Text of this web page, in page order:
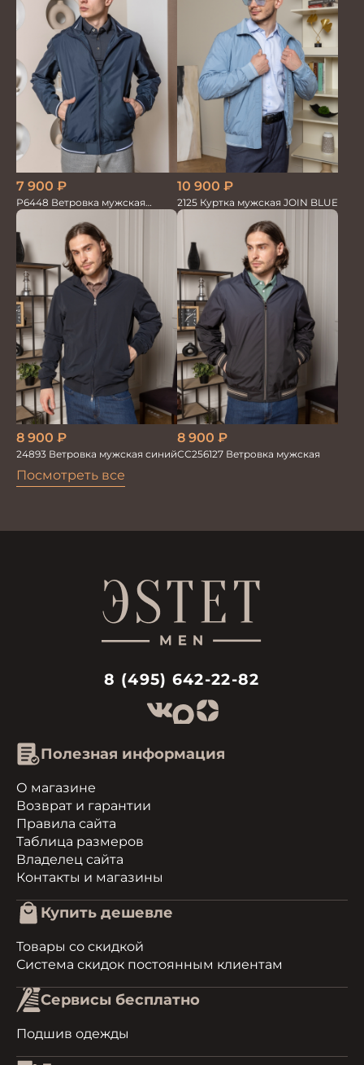
Посмотреть все
7 900 ₽
Р6448 Ветровка мужская
синий
10 900 ₽
2125 Куртка мужская JOIN BLUE
8 900 ₽
24893 Ветровка мужская синий
8 900 ₽
СС256127 Ветровка мужская
8 (495) 642-22-82
Полезная информация
О магазине
Возврат и гарантии
Правила сайта
Таблица размеров
Владелец сайта
Контакты и магазины
Купить дешевле
Товары со скидкой
Система скидок постоянным клиентам
Сервисы бесплатно
Подшив одежды